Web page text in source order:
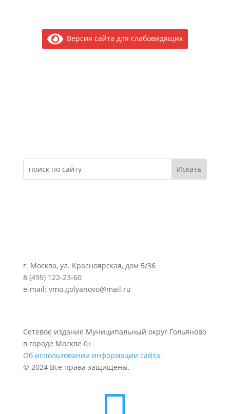
Версия сайта для слабовидящих
г. Москва, ул. Красноярская, дом 5/36
8 (495) 122-23-60
e-mail: vmo.golyanovo@mail.ru
Сетевое издание Муниципальный округ Гольяново
в городе Москве 0+
Об использовании информации сайта.
© 2024 Все права защищены.